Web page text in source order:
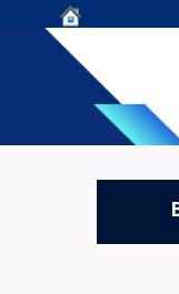
Centro de
OLADE -